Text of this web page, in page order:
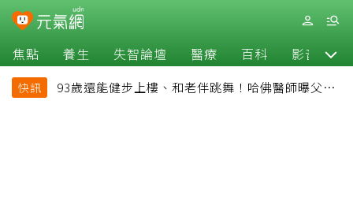
焦點 養生 失智論壇 醫療 百科 影音
快訊
93歲還能健步上樓、和老伴跳舞！哈佛醫師曝父親